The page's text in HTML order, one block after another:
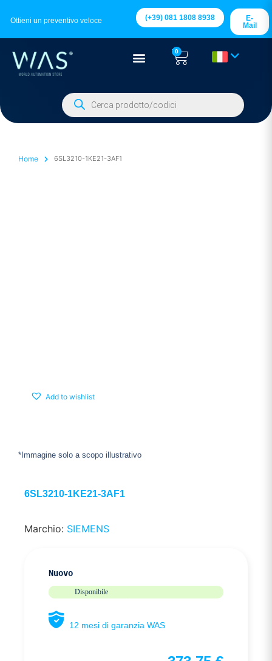
Ottieni un preventivo veloce (+39) 081 1808 8938
E-
Mail
0
Home 6SL3210-1KE21-3AF1
Add to wishlist
*Immagine solo a scopo illustrativo
6SL3210-1KE21-3AF1
Marchio: SIEMENS
Nuovo
Disponibile
12 mesi di garanzia WAS